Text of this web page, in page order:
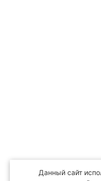
Данный сайт